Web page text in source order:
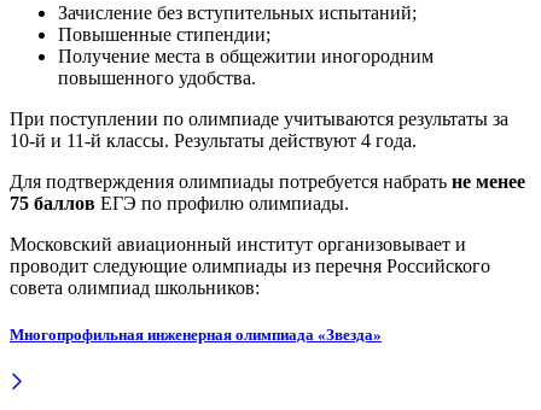
Зачисление без вступительных испытаний;
Повышенные стипендии;
Получение места в общежитии иногородним
повышенного удобства.
При поступлении по олимпиаде учитываются результаты за
10-й и 11-й классы. Результаты действуют 4 года.
Для подтверждения олимпиады потребуется набрать не менее
75 баллов ЕГЭ по профилю олимпиады.
Московский авиационный институт организовывает и
проводит следующие олимпиады из перечня Российского
совета олимпиад школьников:
Многопрофильная инженерная олимпиада «Звезда»